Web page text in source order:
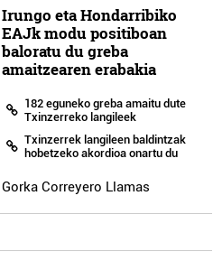
Irungo eta Hondarribiko
EAJk modu positiboan
baloratu du greba
amaitzearen erabakia
182 eguneko greba amaitu dute
Txinzerreko langileek
Txinzerrek langileen baldintzak
hobetzeko akordioa onartu du
Gorka Correyero Llamas